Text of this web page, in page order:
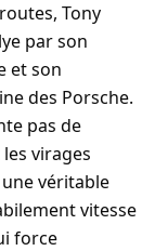
Tony
par son
et son
des Porsche.
pas de
virages
véritable
vitesse
force